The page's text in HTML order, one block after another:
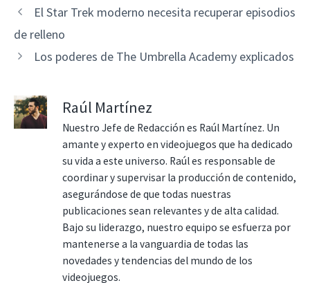
El Star Trek moderno necesita recuperar episodios
de relleno
Los poderes de The Umbrella Academy explicados
Raúl Martínez
Nuestro Jefe de Redacción es Raúl Martínez. Un
amante y experto en videojuegos que ha dedicado
su vida a este universo. Raúl es responsable de
coordinar y supervisar la producción de contenido,
asegurándose de que todas nuestras
publicaciones sean relevantes y de alta calidad.
Bajo su liderazgo, nuestro equipo se esfuerza por
mantenerse a la vanguardia de todas las
novedades y tendencias del mundo de los
videojuegos.